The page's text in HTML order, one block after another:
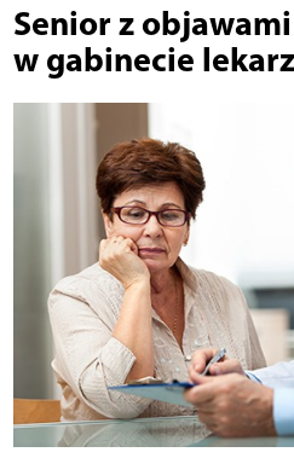
Senior z
w gabinecie